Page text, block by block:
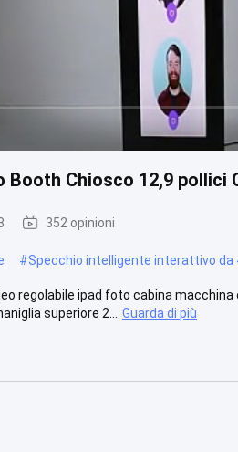
Chiosco 12,9 pollici
352 opinioni
#Specchio intelligente interattivo da
regolabile ipad foto cabina
superiore 2...
Guarda di più